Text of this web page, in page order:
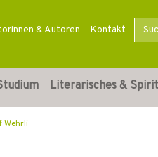
& Autoren Kontakt
Literarisches &
Wehrli